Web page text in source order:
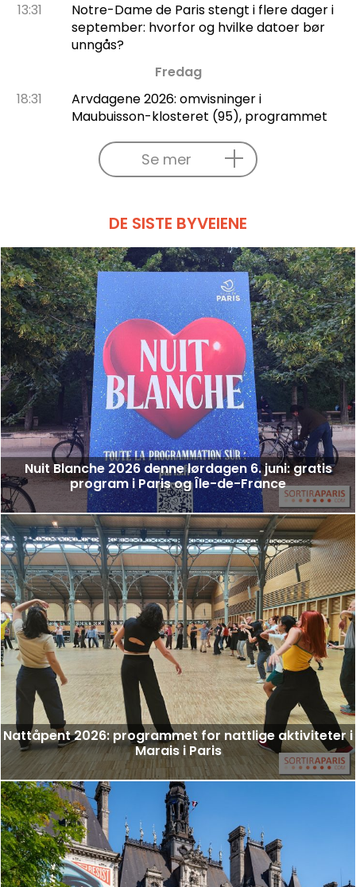
13:31
Notre-Dame de Paris stengt i flere dager i
september: hvorfor og hvilke datoer bør
unngås?
Fredag
18:31
Arvdagene 2026: omvisninger i
Maubuisson-klosteret (95), programmet
Se mer
DE SISTE BYVEIENE
Nuit Blanche 2026 denne lørdagen 6. juni: gratis
program i Paris og Île-de-France
Nattåpent 2026: programmet for nattlige aktiviteter i
Marais i Paris